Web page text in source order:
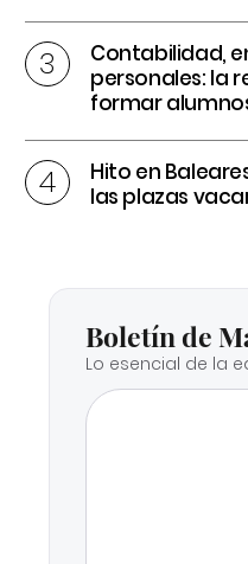
Contabilidad,
personales: la
formar
Hito en
las plazas
Boletín de
Lo esencial de la